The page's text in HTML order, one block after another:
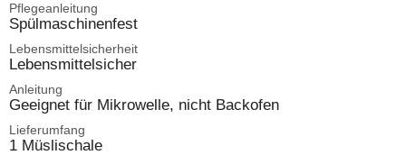
Pflegeanleitung
Spülmaschinenfest
Lebensmittelsicherheit
Lebensmittelsicher
Anleitung
Geeignet für Mikrowelle, nicht Backofen
Lieferumfang
1 Müslischale